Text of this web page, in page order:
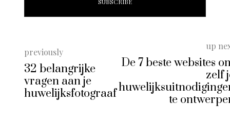
previously
32 belangrijke
vragen aan je
huwelijksfotograaf
up
De 7 beste websites
zelf
te